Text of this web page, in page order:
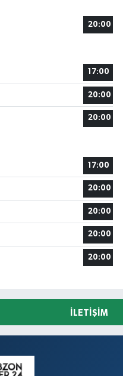
20:00
17:00
20:00
20:00
17:00
20:00
20:00
20:00
20:00
İLETIŞIM